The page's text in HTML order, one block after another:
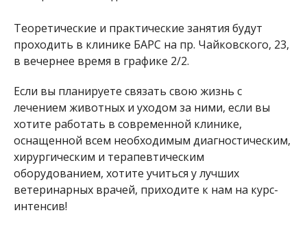
Теоретические и практические занятия будут
проходить в клинике БАРС на пр. Чайковского, 23,
в вечернее время в графике 2/2.
Если вы планируете связать свою жизнь с
лечением животных и уходом за ними, если вы
хотите работать в современной клинике,
оснащенной всем необходимым диагностическим,
хирургическим и терапевтическим
оборудованием, хотите учиться у лучших
ветеринарных врачей, приходите к нам на курс-
интенсив!